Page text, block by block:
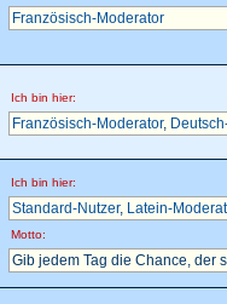
Französisch-Moderator
Ich bin hier:
Französisch-Moderator,
Ich bin hier:
Standard-Nutzer, Latein-
Motto:
Gib jedem Tag die Chance, der